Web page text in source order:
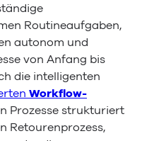
Routineaufgaben,
autonom und
von Anfang bis
die intelligenten
Workflow-
Prozesse strukturiert
Retourenprozess,